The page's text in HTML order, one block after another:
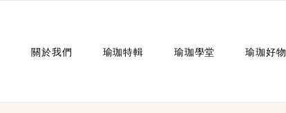
關於我們 瑜珈特輯 瑜珈學堂 瑜珈好物